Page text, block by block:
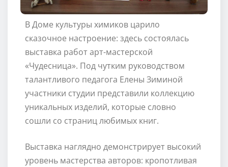
В Доме культуры химиков царило
сказочное настроение: здесь состоялась
выставка работ арт-мастерской
«Чудесница». Под чутким руководством
талантливого педагога Елены Зиминой
участники студии представили коллекцию
уникальных изделий, которые словно
сошли со страниц любимых книг.
Выставка наглядно демонстрирует высокий
уровень мастерства авторов: кропотливая